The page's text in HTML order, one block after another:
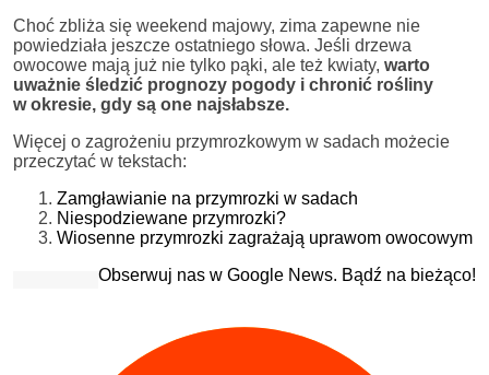
Choć zbliża się weekend majowy, zima zapewne nie
powiedziała jeszcze ostatniego słowa. Jeśli drzewa
owocowe mają już nie tylko pąki, ale też kwiaty, warto
uważnie śledzić prognozy pogody i chronić rośliny
w okresie, gdy są one najsłabsze.
Więcej o zagrożeniu przymrozkowym w sadach możecie
przeczytać w tekstach:
Zamgławianie na przymrozki w sadach
Niespodziewane przymrozki?
Wiosenne przymrozki zagrażają uprawom owocowym
Obserwuj nas w Google News. Bądź na bieżąco!